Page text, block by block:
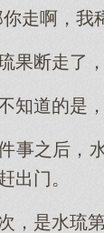
你走啊，我
果断走了
知道的是
事之后，
出门。
，是水琉